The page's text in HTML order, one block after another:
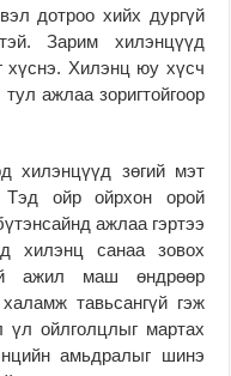
дотроо хийх дургүй
Зарим хилэнцүүд
хүснэ. Хилэнц юу хүсч
ажлаа зоригтойгоор
хилэнцүүд зөгий мэт
Тэд ойр ойрхон орой
ажлаа гэртээ
хилэнц санаа зовох
ажил маш өндрөөр
тавьсангүй гэж
үл ойлголцлыг мартах
амьдралыг шинэ